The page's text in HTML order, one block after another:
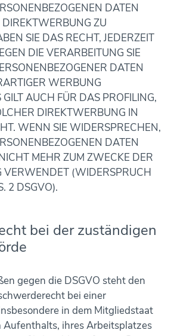
DATEN
ZU
SIE DAS RECHT, JEDERZEIT
DIE VERARBEITUNG SIE
DATEN
WERBUNG
GILT AUCH FÜR DAS PROFILING,
DIREKTWERBUNG IN
WENN SIE WIDERSPRECHEN,
DATEN
MEHR ZUM ZWECKE DER
VERWENDET (WIDERSPRUCH
2 DSGVO).
bei der zuständigen
gegen die DSGVO steht den
bei einer
in dem Mitgliedstaat
Aufenthalts, ihres Arbeitsplatzes